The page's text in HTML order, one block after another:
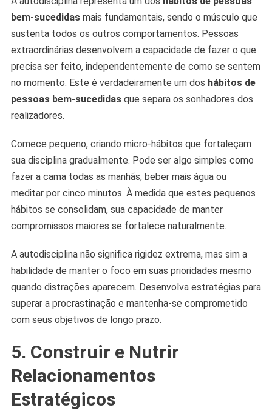
bem-sucedidasmais fundamentais, sendo o músculo que
sustenta todos os outros comportamentos. Pessoas
extraordinárias desenvolvem a capacidade de fazer o que
precisa ser feito, independentemente de como se sentem
no momento. Este é verdadeiramente um dos hábitos de
pessoas bem-sucedidasque separa os sonhadores dos
realizadores.
Comece pequeno, criando micro-hábitos que fortaleçam
sua disciplina gradualmente. Pode ser algo simples como
fazer a cama todas as manhãs, beber mais água ou
meditar por cinco minutos. À medida que estes pequenos
hábitos se consolidam, sua capacidade de manter
compromissos maiores se fortalece naturalmente.
A autodisciplina não significa rigidez extrema, mas sim a
habilidade de manter o foco em suas prioridades mesmo
quando distrações aparecem. Desenvolva estratégias para
superar a procrastinação e mantenha-se comprometido
com seus objetivos de longo prazo.
5. Construir e Nutrir
Relacionamentos
Estratégicos